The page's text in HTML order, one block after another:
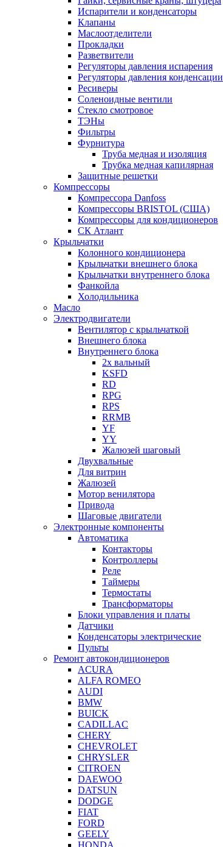
Испарители и конденсаторы
Клапаны
Маслоотделители
Прокладки
Разветвители
Регуляторы давления испарения
Регуляторы давления конденсации
Ресиверы
Соленоидные вентили
Стекло смотровое
ТЭНы
Фильтры
Фурнитура
Труба медная и изоляция
Трубка медная капилярная
Защитные решетки
Компрессоры
Компрессора Danfoss
Компрессоры BRISTOL (США)
Компрессоры для кондиционеров
СК Атлант
Крыльчатки
Колонного кондиционера
Крыльчатки внешнего блока
Крыльчатки внутреннего блока
Фанкойла
Холодильника
Масло
Электродвигатели
Вентилятор с крыльчаткой
Внешнего блока
Внутреннего блока
2х вальный
KSFD
RD
RPG
RPS
RRMB
YF
YY
Жалюзей шаговый
Двухвальные
Для витрин
Жалюзей
Мотор венилятора
Привода
Шаговые двигатели
Электронные компоненты
Автоматика
Контакторы
Контроллеры
Реле
Таймеры
Термостаты
Трансформаторы
Блоки управления и платы
Датчики
Конденсаторы электрические
Пульты
Ремонт автокондиционеров
ACURA
ALFA ROMEO
AUDI
BMW
BUICK
CADILLAC
CHERY
CHEVROLET
CHRYSLER
CITROEN
DAEWOO
DATSUN
DODGE
FIAT
FORD
GEELY
HONDA